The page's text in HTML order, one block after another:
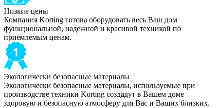
Низкие цены
Компания Korting готова оборудовать весь Ваш дом
функциональной, надежной и красивой техникой по
приемлемым ценам.
Экологически безопасные материалы
Экологически безопасные материалы, используемые при
производстве техники Korting создадут в Вашем доме
здоровую и безопасную атмосферу для Вас и Ваших близких.